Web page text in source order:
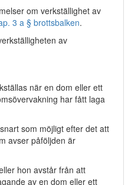
om verkställighet av
3 a § brottsbalken.
av
när en dom eller ett
har fått laga
som möjligt efter det att
avser påföljden är
hon avstår från att
av en dom eller ett